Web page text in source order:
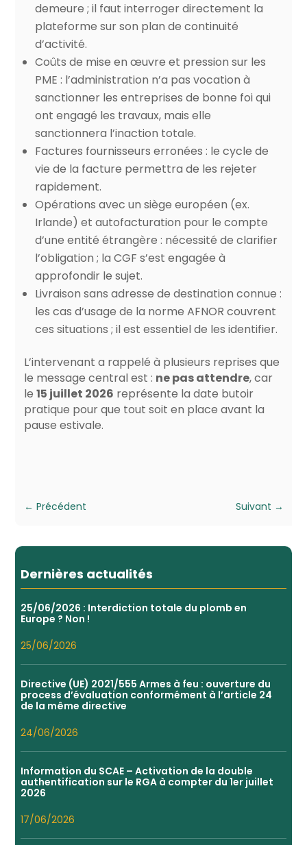
demeure ; il faut interroger directement la
plateforme sur son plan de continuité
d’activité.
Coûts de mise en œuvre et pression sur les
PME : l’administration n’a pas vocation à
sanctionner les entreprises de bonne foi qui
ont engagé les travaux, mais elle
sanctionnera l’inaction totale.
Factures fournisseurs erronées : le cycle de
vie de la facture permettra de les rejeter
rapidement.
Opérations avec un siège européen (ex.
Irlande) et autofacturation pour le compte
d’une entité étrangère : nécessité de clarifier
l’obligation ; la CGF s’est engagée à
approfondir le sujet.
Livraison sans adresse de destination connue :
les cas d’usage de la norme AFNOR couvrent
ces situations ; il est essentiel de les identifier.
L’intervenant a rappelé à plusieurs reprises que
le message central est : ne pas attendre, car
le 15 juillet 2026 représente la date butoir
pratique pour que tout soit en place avant la
pause estivale.
← Précédent Suivant →
Dernières actualités
25/06/2026 : Interdiction totale du plomb en
Europe ? Non !
25/06/2026
Directive (UE) 2021/555 Armes à feu : ouverture du
process d’évaluation conformément à l’article 24
de la même directive
24/06/2026
Information du SCAE – Activation de la double
authentification sur le RGA à compter du 1er juillet
2026
17/06/2026